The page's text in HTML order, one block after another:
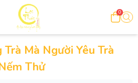
0
Mà Người Yêu Trà
Thử